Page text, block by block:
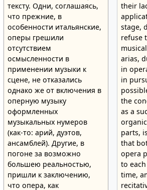
тексту. Одни, соглашаясь,
что прежние, в
особенности итальянские,
оперы грешили
отсутствием
осмысленности в
применении музыки к
сцене, не отказались
однако же от включения в
оперную музыку
оформленных
музыкальных нумеров
(как-то: арий, дуэтов,
ансамблей). Другие, в
погоне за возможно
большею реальностью,
пришли к заключению,
что опера, как
their
stage,
refuse
arias,
in
in
the
as a
parts,
that
opera
to
time,